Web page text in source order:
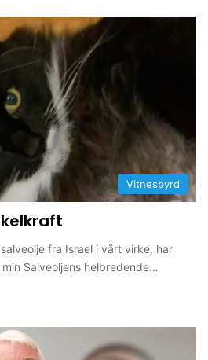
Vitnesbyrd
fra Israel i vårt virke, har
Salveoljens helbredende…